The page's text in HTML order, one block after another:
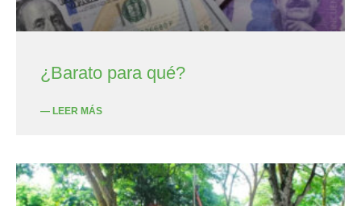
¿Barato para qué?
— LEER MÁS